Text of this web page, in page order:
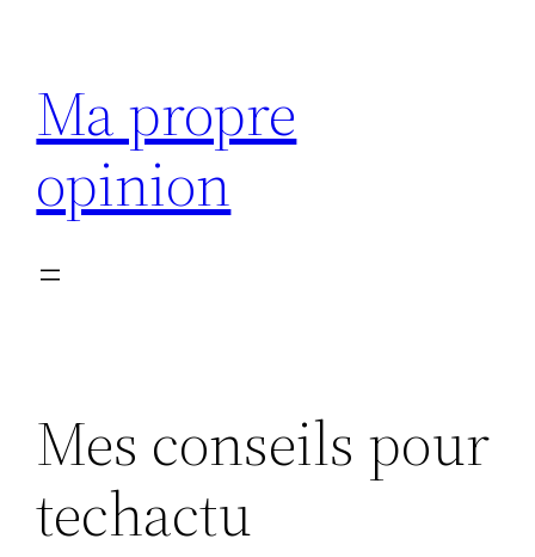
contenu
Ma propre
opinion
Mes conseils pour
techactu